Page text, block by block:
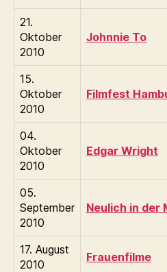
21.
Oktober
2010
Johnnie To
15.
Oktober
2010
Filmfest
04.
Oktober
2010
Edgar Wright
05.
September
2010
Neulich in der
17. August
2010
Frauenfilme